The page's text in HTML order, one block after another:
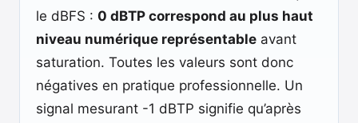
le dBFS : 0 dBTP correspond au plus haut
niveau numérique représentable avant
saturation. Toutes les valeurs sont donc
négatives en pratique professionnelle. Un
signal mesurant -1 dBTP signifie qu’après